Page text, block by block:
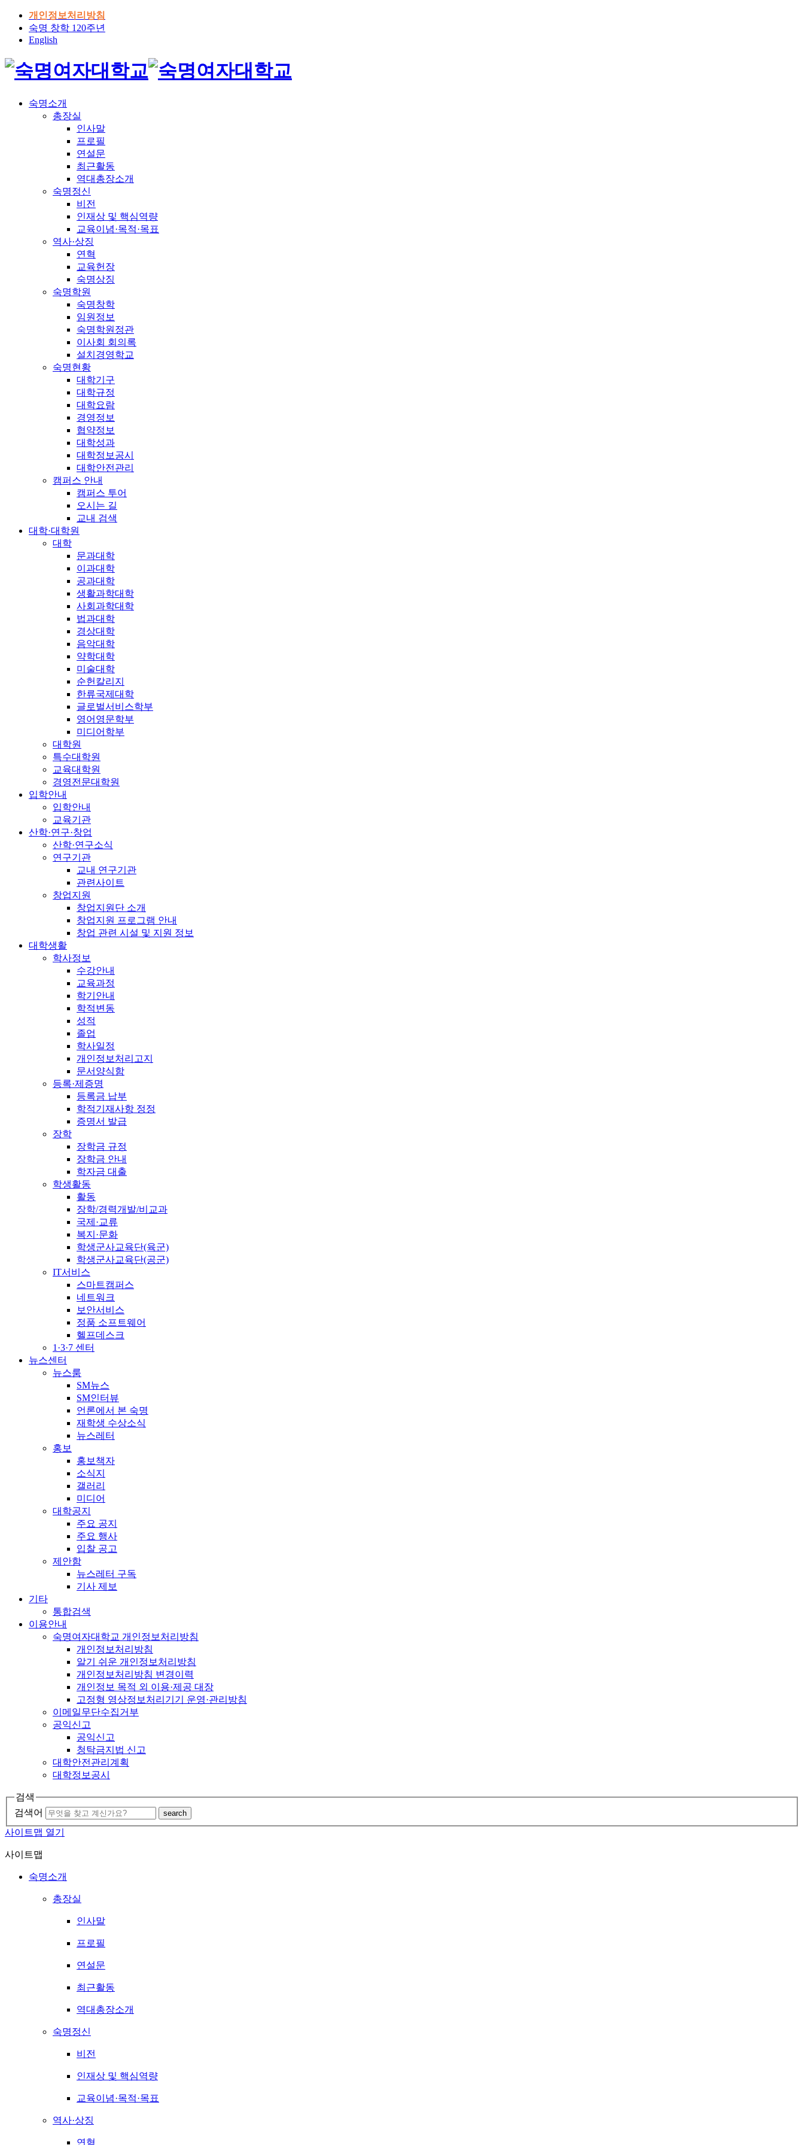
개인정보처리방침
숙명 창학 120주년
English
숙명소개
총장실
인사말
프로필
연설문
최근활동
역대총장소개
숙명정신
비전
인재상 및 핵심역량
교육이념·목적·목표
역사·상징
연혁
교육헌장
숙명상징
숙명학원
숙명창학
임원정보
숙명학원정관
이사회 회의록
설치경영학교
숙명현황
대학기구
대학규정
대학요람
경영정보
협약정보
대학성과
대학정보공시
대학안전관리
캠퍼스 안내
캠퍼스 투어
오시는 길
교내 검색
대학·대학원
대학
문과대학
이과대학
공과대학
생활과학대학
사회과학대학
법과대학
경상대학
음악대학
약학대학
미술대학
순헌칼리지
한류국제대학
글로벌서비스학부
영어영문학부
미디어학부
대학원
특수대학원
교육대학원
경영전문대학원
입학안내
입학안내
교육기관
산학·연구·창업
산학·연구소식
연구기관
교내 연구기관
관련사이트
창업지원
창업지원단 소개
창업지원 프로그램 안내
창업 관련 시설 및 지원 정보
대학생활
학사정보
수강안내
교육과정
학기안내
학적변동
성적
졸업
학사일정
개인정보처리고지
문서양식함
등록·제증명
등록금 납부
학적기재사항 정정
증명서 발급
장학
장학금 규정
장학금 안내
학자금 대출
학생활동
활동
장학/경력개발/비교과
국제·교류
복지·문화
학생군사교육단(육군)
학생군사교육단(공군)
IT서비스
스마트캠퍼스
네트워크
보안서비스
정품 소프트웨어
헬프데스크
1·3·7 센터
뉴스센터
뉴스룸
SM뉴스
SM인터뷰
언론에서 본 숙명
재학생 수상소식
뉴스레터
홍보
홍보책자
소식지
갤러리
미디어
대학공지
주요 공지
주요 행사
입찰 공고
제안함
뉴스레터 구독
기사 제보
기타
통합검색
이용안내
숙명여자대학교 개인정보처리방침
개인정보처리방침
알기 쉬운 개인정보처리방침
개인정보처리방침 변경이력
개인정보 목적 외 이용·제공 대장
고정형 영상정보처리기기 운영·관리방침
이메일무단수집거부
공익신고
공익신고
청탁금지법 신고
대학안전관리계획
대학정보공시
검색
검색어
search
사이트맵 열기
사이트맵
숙명소개
총장실
인사말
프로필
연설문
최근활동
역대총장소개
숙명정신
비전
인재상 및 핵심역량
교육이념·목적·목표
역사·상징
연혁